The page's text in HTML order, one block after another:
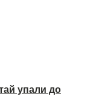
упали до